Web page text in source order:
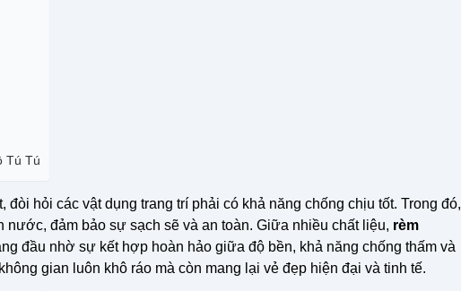
Tú Tú
hỏi các vật dụng trang trí phải có khả năng chống chịu tốt. Trong đó,
nước, đảm bảo sự sạch sẽ và an toàn. Giữa nhiều chất liệu, rèm
đầu nhờ sự kết hợp hoàn hảo giữa độ bền, khả năng chống thấm và
gian luôn khô ráo mà còn mang lại vẻ đẹp hiện đại và tinh tế.